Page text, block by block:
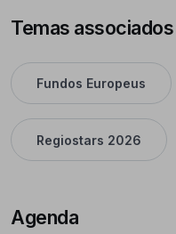
Temas associados
Fundos Europeus
Regiostars 2026
Agenda